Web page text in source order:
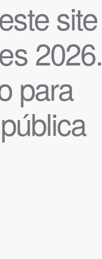
site
2026.
para